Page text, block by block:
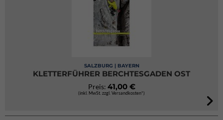
SALZBURG | BAYERN
KLETTERFÜHRER BERCHTESGADEN OST
Preis: 41,00 €
(inkl. MwSt. zzgl. Versandkosten*)